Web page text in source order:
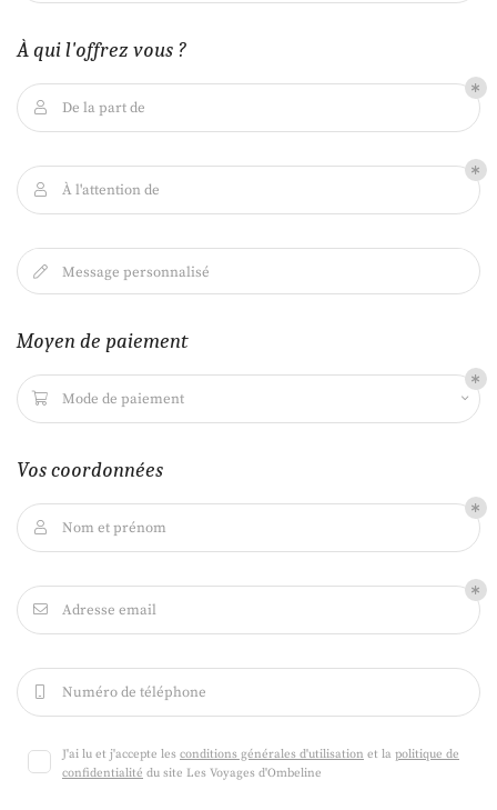
L'institut
Myspa
produits
Nos tarifs
Actualités
Contact
Une
09 82 56 29
Restez
À qui l'offrez vous ?
 De la part de
 À l'attention de
 Message personnalisé
Moyen de paiement
 Mode de paiement
Vos coordonnées
 Nom et prénom
 Adresse email
Numéro de téléphone
J'ai lu et j'accepte les conditions générales d'utilisation et la politique de
confidentialité du site Les Voyages d'Ombeline